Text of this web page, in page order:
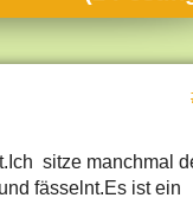
sitze manchmal
fässelnt.Es ist ein